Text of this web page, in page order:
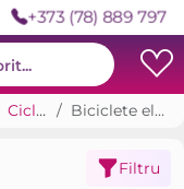
+373 (78) 889 797
Ciclism Biciclete electrice
Filtru